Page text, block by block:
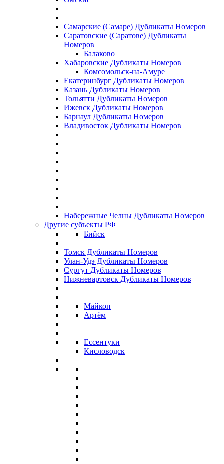
Самарские (Самаре) Дубликаты Номеров
Саратовские (Саратове) Дубликаты
Номеров
Балаково
Хабаровские Дубликаты Номеров
Комсомольск-на-Амуре
Екатеринбург Дубликаты Номеров
Казань Дубликаты Номеров
Тольятти Дубликаты Номеров
Ижевск Дубликаты Номеров
Барнаул Дубликаты Номеров
Владивосток Дубликаты Номеров
Набережные Челны Дубликаты Номеров
Другие субъекты РФ
Бийск
Томск Дубликаты Номеров
Улан-Удэ Дубликаты Номеров
Сургут Дубликаты Номеров
Нижневартовск Дубликаты Номеров
Майкоп
Артём
Ессентуки
Кисловодск